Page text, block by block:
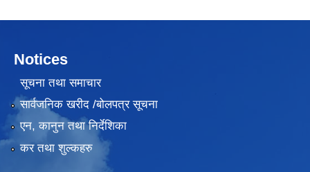
Notices
सूचना तथा समाचार
सार्वजनिक खरीद /बोलपत्र सूचना
एन, कानुन तथा निर्देशिका
कर तथा शुल्कहरु